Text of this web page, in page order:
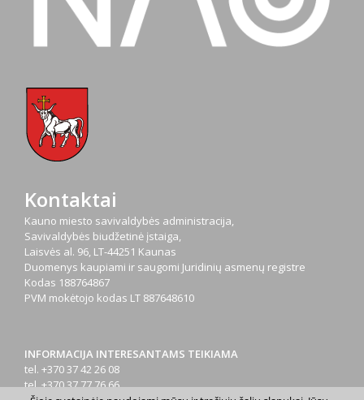
Kontaktai
Kauno miesto savivaldybės administracija,
Savivaldybės biudžetinė įstaiga,
Laisvės al. 96, LT-44251 Kaunas
Duomenys kaupiami ir saugomi Juridinių asmenų registre
Kodas 188764867
PVM mokėtojo kodas LT 887648610
INFORMACIJA INTERESANTAMS TEIKIAMA
tel. +370 37 42 26 08
tel. +370 37 77 76 66